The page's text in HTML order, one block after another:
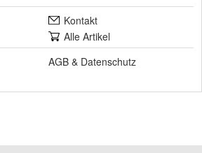
Kontakt
Alle Artikel
AGB & Datenschutz